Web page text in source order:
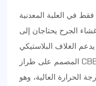
في العلبة المعدنية
الجرح يحتاجان إلى
الغلاف البلاستيكي
المصمم على طراز CBB60 هذا التكوين بشكل موثوق
العالية، وهو